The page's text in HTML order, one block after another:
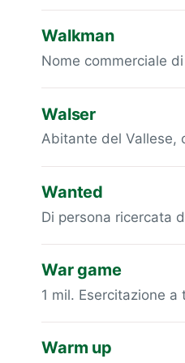
Walkman
Nome commerciale
Walser
Abitante del Vallese,
Wanted
Di persona ricercata
War game
1 mil. Esercitazione
Warm up